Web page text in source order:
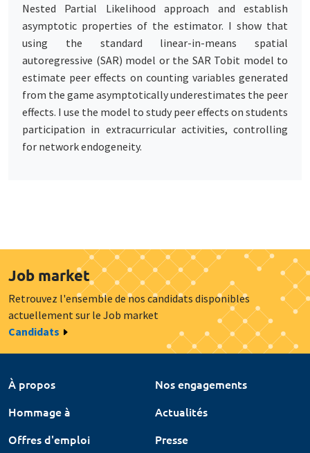
Nested Partial Likelihood approach and establish
asymptotic properties of the estimator. I show that
using the standard linear-in-means spatial
autoregressive (SAR) model or the SAR Tobit model to
estimate peer effects on counting variables generated
from the game asymptotically underestimates the peer
effects. I use the model to study peer effects on students
participation in extracurricular activities, controlling
for network endogeneity.
Job market
Retrouvez l'ensemble de nos candidats disponibles
actuellement sur le Job market
Candidats
À propos
Nos engagements
Hommage à
Actualités
Offres d'emploi
Presse